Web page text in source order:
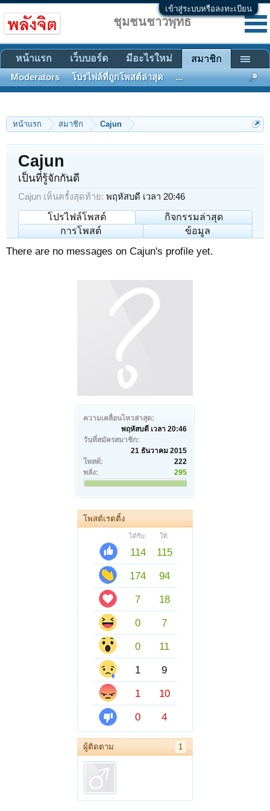
เข้าสู่ระบบหรือลงทะเบียน
หน้าแรก สมาชิก Cajun
ความเคลื่อนไหวล่าสุด:
พฤหัสบดี เวลา 20:46
วันที่สมัครสมาชิก:
21 ธันวาคม 2015
โพสต์:
222
พลัง:
295
โพสต์เรตติ้ง
ได้รับ: ให้:
114
115
174
94
7
18
0
7
0
11
1
9
1
10
0
4
ผู้ติดตาม 1
Cajun
เป็นที่รู้จักกันดี
Cajun เห็นครั้งสุดท้าย: พฤหัสบดี เวลา 20:46
โปรไฟล์โพสต์
กิจกรรมล่าสุด
การโพสต์
ข้อมูล
There are no messages on Cajun's profile yet.
ชุมชนชาวพุทธ
หน้าแรก เว็บบอร์ด มีอะไรใหม่ สมาชิก
Moderators โปรไฟล์ที่ถูกโพสต์ล่าสุด ...